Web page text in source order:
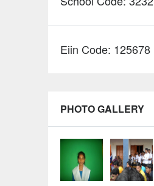
Eiin Code: 125678
PHOTO GALLERY